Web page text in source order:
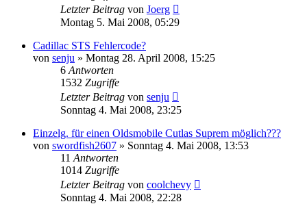
Letzter Beitrag von Joerg
Montag 5. Mai 2008, 05:29
Cadillac STS Fehlercode?
von senju » Montag 28. April 2008, 15:25
6 Antworten
1532 Zugriffe
Letzter Beitrag von senju
Sonntag 4. Mai 2008, 23:25
Einzelg. für einen Oldsmobile Cutlas Suprem möglich???
von swordfish2607 » Sonntag 4. Mai 2008, 13:53
11 Antworten
1014 Zugriffe
Letzter Beitrag von coolchevy
Sonntag 4. Mai 2008, 22:28